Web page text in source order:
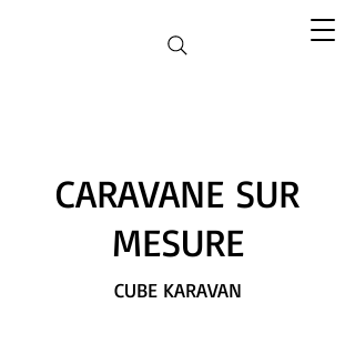
CARAVANE SUR
MESURE
CUBE KARAVAN